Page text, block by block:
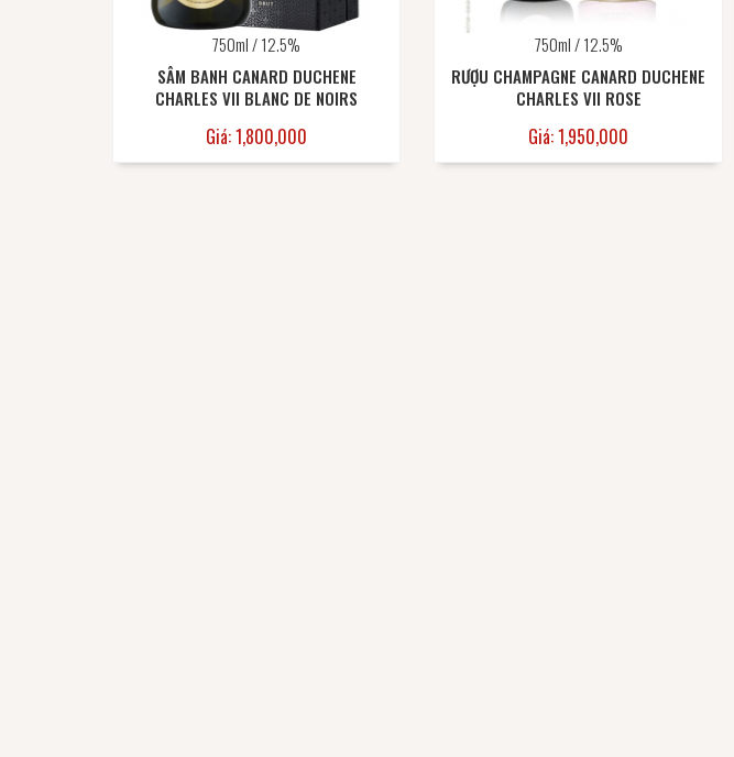
750ml / 12.5%
SÂM BANH CANARD DUCHENE
CHARLES VII BLANC DE NOIRS
Giá: 1,800,000
750ml / 12.5%
RƯỢU CHAMPAGNE CANARD DUCHENE
CHARLES VII ROSE
Giá: 1,950,000